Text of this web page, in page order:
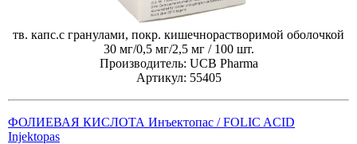
тв. капс.с гранулами, покр. кишечнорастворимой оболочкой
30 мг/0,5 мг/2,5 мг / 100 шт.
Производитель: UCB Pharma
Артикул: 55405
ФОЛИЕВАЯ КИСЛОТА Инъектопас / FOLIC ACID
Injektopas